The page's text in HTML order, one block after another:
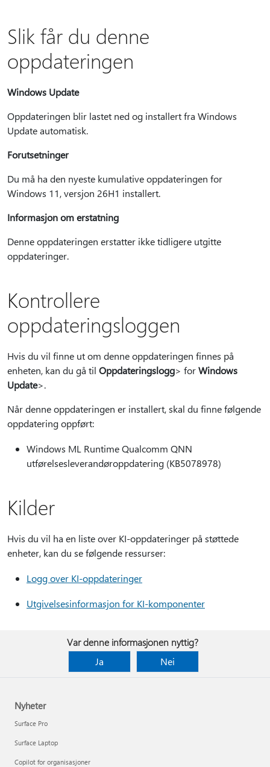
Slik får du denne
oppdateringen
Windows Update
Oppdateringen blir lastet ned og installert fra Windows
Update automatisk.
Forutsetninger
Du må ha den nyeste kumulative oppdateringen for
Windows 11, versjon 26H1 installert.
Informasjon om erstatning
Denne oppdateringen erstatter ikke tidligere utgitte
oppdateringer.
Kontrollere
oppdateringsloggen
Hvis du vil finne ut om denne oppdateringen finnes på
enheten, kan du gå til Oppdateringslogg> forWindows
Update>.
Når denne oppdateringen er installert, skal du finne følgende
oppdatering oppført:
Windows ML Runtime Qualcomm QNN
utførelsesleverandøroppdatering (KB5078978)
Kilder
Hvis du vil ha en liste over KI-oppdateringer på støttede
enheter, kan du se følgende ressurser:
Logg over KI-oppdateringer
Utgivelsesinformasjon for KI-komponenter
Var denne informasjonen nyttig?
Ja
Nei
Nyheter
Surface Pro
Surface Laptop
Copilot for organisasjoner